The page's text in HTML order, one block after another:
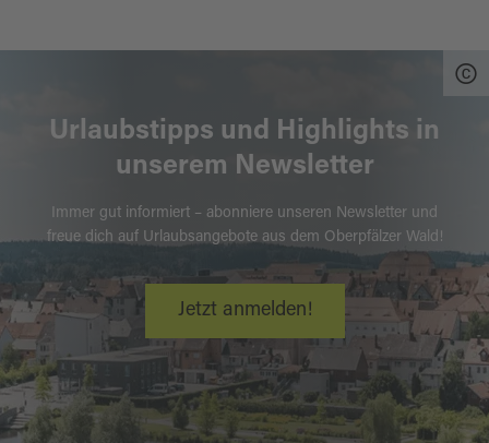
Urlaubstipps und Highlights in
unserem Newsletter
Immer gut informiert – abonniere unseren Newsletter und
freue dich auf Urlaubsangebote aus dem Oberpfälzer Wald!
Jetzt anmelden!